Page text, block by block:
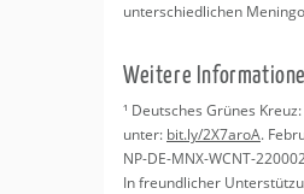
un­ter­schied­li­chen
Wei­te­re
¹ Deut­sches Grü­nes
unter: bit.​ly/​2X7aroA.
NP-DE-MNX-WCNT-
In freund­li­cher